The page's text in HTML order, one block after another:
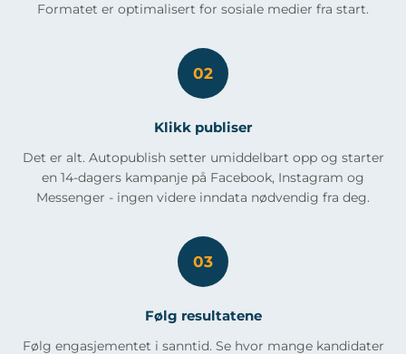
Formatet er optimalisert for sosiale medier fra start.
02
Klikk publiser
Det er alt. Autopublish setter umiddelbart opp og starter
en 14-dagers kampanje på Facebook, Instagram og
Messenger - ingen videre inndata nødvendig fra deg.
03
Følg resultatene
Følg engasjementet i sanntid. Se hvor mange kandidater